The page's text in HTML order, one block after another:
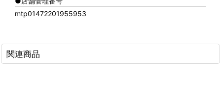
mtp01472201955953
関連商品